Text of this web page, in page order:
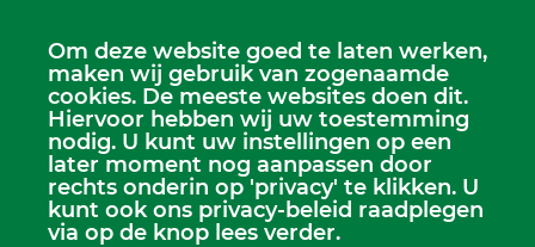
Scriba
Dhr. Leen Kruithof
scriba@kerkheerjansdam.nl
Om deze website goed te laten werken,
maken wij gebruik van zogenaamde
cookies. De meeste websites doen dit.
Hiervoor hebben wij uw toestemming
nodig. U kunt uw instellingen op een
later moment nog aanpassen door
rechts onderin op 'privacy' te klikken. U
kunt ook ons privacy-beleid raadplegen
via op de knop lees verder.